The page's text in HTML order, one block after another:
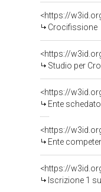
<https://
Crocifissione
Studio per
<https://
Ente schedatore del
<https://
Ente competente per
<https://
Iscrizione 1